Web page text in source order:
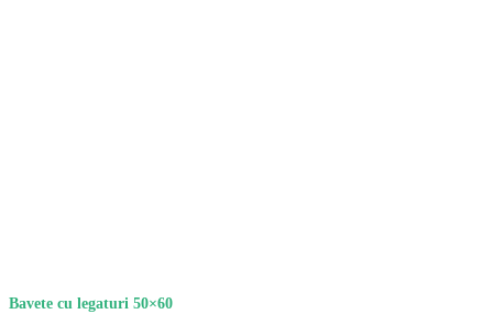
Bavete cu legaturi 50×60